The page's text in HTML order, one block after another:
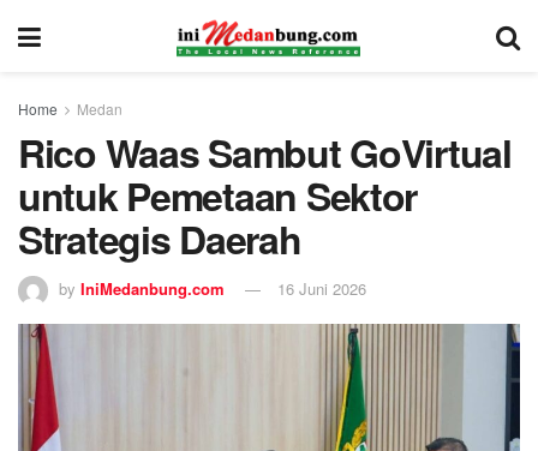
Home Medan
Rico Waas Sambut GoVirtual
untuk Pemetaan Sektor
Strategis Daerah
by IniMedanbung.com 16 Juni 2026